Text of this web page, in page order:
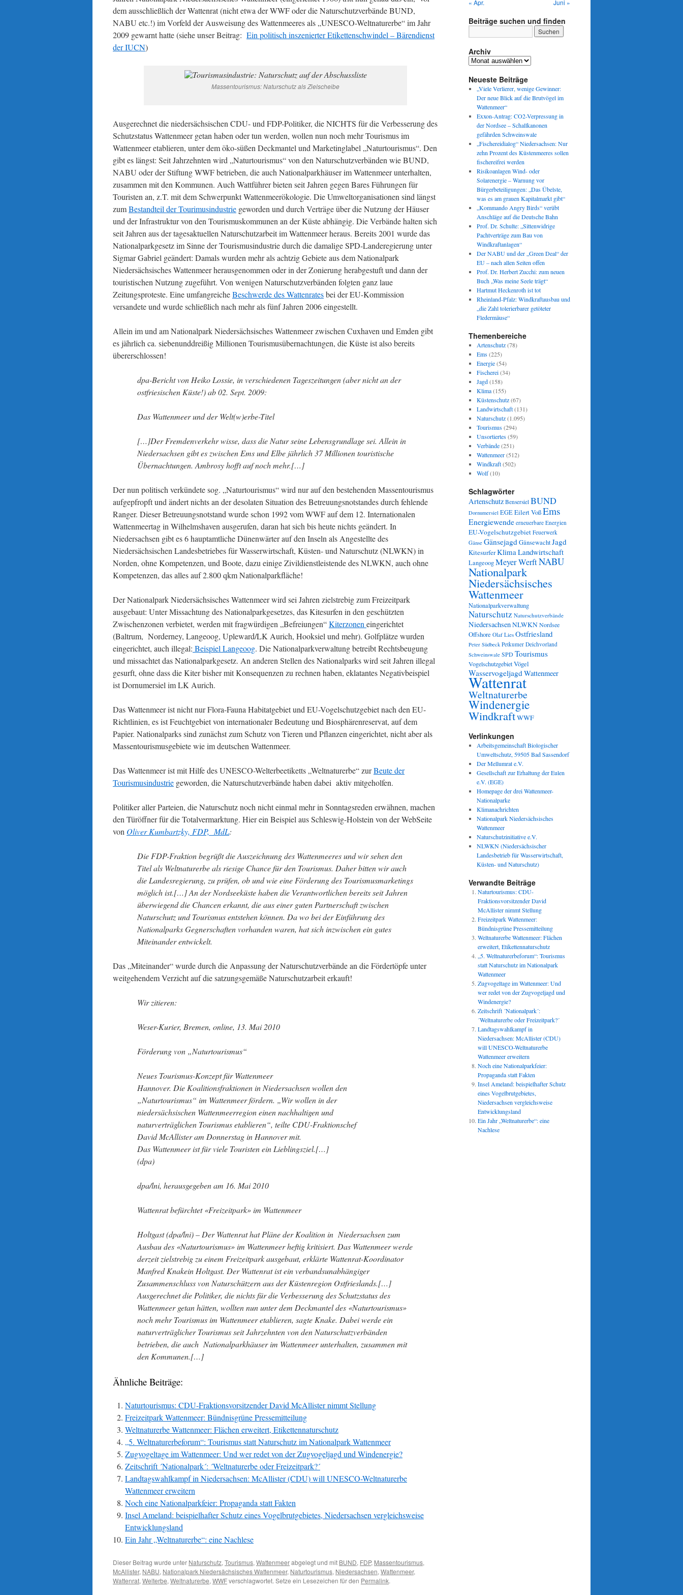
dem ausschließlich der Wattenrat (nicht etwa der WWF oder die Naturschutzverbände BUND,
NABU etc.!) im Vorfeld der Ausweisung des Wattenmeeres als „UNESCO-Weltnaturerbe“ im Jahr
2009 gewarnt hatte (siehe unser Beitrag: Ein politisch inszenierter Etikettenschwindel – Bärendienst
der IUCN)
Massentourismus: Naturschutz als Zielscheibe
Ausgerechnet die niedersächsischen CDU- und FDP-Politiker, die NICHTS für die Verbesserung des
Schutzstatus Wattenmeer getan haben oder tun werden, wollen nun noch mehr Tourismus im
Wattenmeer etablieren, unter dem öko-süßen Deckmantel und Marketinglabel „Naturtourismus“. Den
gibt es längst: Seit Jahrzehnten wird „Naturtourismus“ von den Naturschutzverbänden wie BUND,
NABU oder der Stiftung WWF betrieben, die auch Nationalparkhäuser im Wattenmeer unterhalten,
zusammen mit den Kommunen. Auch Wattführer bieten seit Jahren gegen Bares Führungen für
Touristen an, z.T. mit dem Schwerpunkt Wattenmeerökologie. Die Umweltorganisationen sind längst
zumBestandteil der Tourimusindustrie geworden und durch Verträge über die Nutzung der Häuser
und der Infrastruktur von den Tourismuskommunen an der Küste abhängig. Die Verbände halten sich
seit Jahren aus der tagesaktuellen Naturschutzarbeit im Wattenmeer heraus. Bereits 2001 wurde das
Nationalparkgesetz im Sinne der Tourismusindustrie durch die damalige SPD-Landeregierung unter
Sigmar Gabriel geändert: Damals wurden mehr als achtzig Gebiete aus dem Nationalpark
Niedersächsisches Wattenmeer herausgenommen oder in der Zonierung herabgestuft und dann der
touristischen Nutzung zugeführt. Von wenigen Naturschutzverbänden folgten ganz laue
Zeitungsproteste. Eine umfangreicheBeschwerde des Wattenratesbei der EU-Kommission
versandete und wurde schließlich nach mehr als fünf Jahren 2006 eingestellt.
Allein im und am Nationalpark Niedersächsisches Wattenmeer zwischen Cuxhaven und Emden gibt
es jährlich ca. siebenunddreißig Millionen Tourismusübernachtungen, die Küste ist also bereits
übererschlossen!
dpa-Bericht von Heiko Lossie, in verschiedenen Tageszeitungen (aber nicht an der
ostfriesischen Küste!) ab 02. Sept. 2009:
Das Wattenmeer und der Welt(w)erbe-Titel
[…]Der Fremdenverkehr wisse, dass die Natur seine Lebensgrundlage sei. Allein in
Niedersachsen gibt es zwischen Ems und Elbe jährlich 37 Millionen touristische
Übernachtungen. Ambrosy hofft auf noch mehr.[…]
Der nun politisch verkündete sog. „Naturtourismus“ wird nur auf den bestehenden Massentourismus
aufgepfropft und ändert nichts an der desolaten Situation des Betreuungsnotstandes durch fehlende
Ranger. Dieser Betreuungsnotstand wurde schon 1992 vom WWF auf dem 12. Internationalen
Wattenmeertag in Wilhelmshaven ausgerufen, daran hat sich bis heute nichts geändert. In
Niedersachsen gibt es 6 hauptamtliche Dünenwärter auf den Inseln als Angestellte des
Niedersächsischen Landesbetriebes für Wasserwirtschaft, Küsten- und Naturschutz (NLWKN) in
Norden, ohne Kompetenzen, und Boote, dazu einige Zivildienstleistende des NLWKN, auch ohne
Kompetenzen, das alles auf 2.800 qkm Nationalparkfläche!
Der Nationalpark Niedersächsisches Wattenmeer wird sei Jahren zielstrebig zum Freizeitpark
ausgebaut: Unter Missachtung des Nationalparkgesetzes, das Kitesurfen in den geschützten
Zwischenzonen verbietet, werden mit fragwürdigen „Befreiungen“Kiterzonen eingerichtet
(Baltrum, Norderney, Langeoog, Upleward/LK Aurich, Hooksiel und mehr). Golfplätze wurden
eingerichtet, auch illegal: Beispiel Langeoog. Die Nationalparkverwaltung betreibt Rechtsbeugung
und missachtet das Nationalparkgesetz. An anderen Stellen des Nationalparks wird seit Jahren illegal
gesurft, ohne dass die Kiter bisher mit Konsequenzen zu rechnen haben, eklatantes Negativbeispiel
ist Dornumersiel im LK Aurich.
Das Wattenmeer ist nicht nur Flora-Fauna Habitatgebiet und EU-Vogelschutzgebiet nach den EU-
Richtlinien, es ist Feuchtgebiet von internationaler Bedeutung und Biosphärenreservat, auf dem
Papier. Nationalparks sind zunächst zum Schutz von Tieren und Pflanzen eingerichtet, nicht aber als
Massentourismusgebiete wie im deutschen Wattenmeer.
Das Wattenmeer ist mit Hilfe des UNESCO-Welterbeetiketts „Weltnaturerbe“ zurBeute der
Tourismusindustrie geworden, die Naturschutzverbände haben dabei aktiv mitgeholfen.
Politiker aller Parteien, die Naturschutz noch nicht einmal mehr in Sonntagsreden erwähnen, machen
den Türöffner für die Totalvermarktung. Hier ein Beispiel aus Schleswig-Holstein von der WebSeite
von Oliver Kumbartzky, FDP, MdL:
Die FDP-Fraktion begrüßt die Auszeichnung des Wattenmeeres und wir sehen den
Titel als Weltnaturerbe als riesige Chance für den Tourismus. Daher bitten wir auch
die Landesregierung, zu prüfen, ob und wie eine Förderung des Tourismusmarketings
möglich ist.[…] An der Nordseeküste haben die Verantwortlichen bereits seit Jahren
überwiegend die Chancen erkannt, die aus einer guten Partnerschaft zwischen
Naturschutz und Tourismus entstehen können. Da wo bei der Einführung des
Nationalparks Gegnerschaften vorhanden waren, hat sich inzwischen ein gutes
Miteinander entwickelt.
Das „Miteinander“ wurde durch die Anpassung der Naturschutzverbände an die Fördertöpfe unter
weitgehendem Verzicht auf die satzungsgemäße Naturschutzarbeit erkauft!
Wir zitieren:
Weser-Kurier, Bremen, online, 13. Mai 2010
Förderung von „Naturtourismus“
Neues Tourismus-Konzept für Wattenmeer
Hannover. Die Koalitionsfraktionen in Niedersachsen wollen den
„Naturtourismus“ im Wattenmeer fördern. „Wir wollen in der
niedersächsischen Wattenmeerregion einen nachhaltigen und
naturverträglichen Tourismus etablieren“, teilte CDU-Fraktionschef
David McAllister am Donnerstag in Hannover mit.
Das Wattenmeer ist für viele Touristen ein Lieblingsziel.[…]
(dpa)
dpa/lni, herausgegeben am 16. Mai 2010
Wattenrat befürchtet «Freizeitpark» im Wattenmeer
Holtgast (dpa/lni) – Der Wattenrat hat Pläne der Koalition in Niedersachsen zum
Ausbau des «Naturtourismus» im Wattenmeer heftig kritisiert. Das Wattenmeer werde
derzeit zielstrebig zu einem Freizeitpark ausgebaut, erklärte Wattenrat-Koordinator
Manfred Knakein Holtgast. Der Wattenrat ist ein verbandsunabhängiger
Zusammenschluss von Naturschützern aus der Küstenregion Ostfrieslands.[…]
Ausgerechnet die Politiker, die nichts für die Verbesserung des Schutzstatus des
Wattenmeer getan hätten, wollten nun unter dem Deckmantel des «Naturtourismus»
noch mehr Tourismus im Wattenmeer etablieren, sagte Knake. Dabei werde ein
naturverträglicher Tourismus seit Jahrzehnten von den Naturschutzverbänden
betrieben, die auch Nationalparkhäuser im Wattenmeer unterhalten, zusammen mit
den Kommunen.[…]
Ähnliche Beiträge:
Naturtourismus: CDU-Fraktionsvorsitzender David McAllister nimmt Stellung
Freizeitpark Wattenmeer: Bündnisgrüne Pressemitteilung
Weltnaturerbe Wattenmeer: Flächen erweitert, Etikettennaturschutz
„5. Weltnaturerbeforum“: Tourismus statt Naturschutz im Nationalpark Wattenmeer
Zugvogeltage im Wattenmeer: Und wer redet von der Zugvogeljagd und Windenergie?
Zeitschrift ´Nationalpark´: ´Weltnaturerbe oder Freizeitpark?´
Landtagswahlkampf in Niedersachsen: McAllister (CDU) will UNESCO-Weltnaturerbe
Wattenmeer erweitern
Noch eine Nationalparkfeier: Propaganda statt Fakten
Insel Ameland: beispielhafter Schutz eines Vogelbrutgebietes, Niedersachsen vergleichsweise
Entwicklungsland
Ein Jahr „Weltnaturerbe“: eine Nachlese
Dieser Beitrag wurde unter Naturschutz, Tourismus, Wattenmeerabgelegt und mit BUND, FDP, Massentourismus,
McAllister, NABU, Nationalpark Niedersächsisches Wattenmeer, Naturtourismus, Niedersachsen, Wattenmeer,
Wattenrat, Welterbe, Weltnaturerbe, WWFverschlagwortet. Setze ein Lesezeichen für den Permalink.
« Apr.
Juni »
Beiträge suchen und finden
Archiv
Archiv
Neueste Beiträge
„Viele Verlierer, wenige Gewinner:
Der neue Blick auf die Brutvögel im
Wattenmeer“
Exxon-Antrag: CO2-Verpressung in
der Nordsee – Schallkanonen
gefährden Schweinswale
„Fischereidialog“ Niedersachsen: Nur
zehn Prozent des Küstenmeeres sollen
fischereifrei werden
Risikoanlagen Wind- oder
Solarenergie – Warnung vor
Bürgerbeteiligungen: „Das Übelste,
was es am grauen Kapitalmarkt gibt“
„Kommando Angry Birds“ verübt
Anschläge auf die Deutsche Bahn
Prof. Dr. Schulte: „Sittenwidrige
Pachtverträge zum Bau von
Windkraftanlagen“
Der NABU und der „Green Deal“ der
EU – nach allen Seiten offen
Prof. Dr. Herbert Zucchi: zum neuen
Buch „Was meine Seele trägt“
Hartmut Heckenroth ist tot
Rheinland-Pfalz: Windkraftausbau und
„die Zahl tolerierbarer getöteter
Fledermäuse“
Themenbereiche
Artenschutz(78)
Ems(225)
Energie(54)
Fischerei(34)
Jagd(158)
Klima(155)
Küstenschutz(67)
Landwirtschaft(131)
Naturschutz(1.095)
Tourismus(294)
Unsortiertes(59)
Verbände(251)
Wattenmeer(512)
Windkraft(502)
Wolf(10)
Schlagwörter
Artenschutz Bensersiel BUND
Dornumersiel EGEEilert VoßEms
Energiewende erneuerbare Energien
EU-Vogelschutzgebiet Feuerwerk
Gänse GänsejagdGänsewachtJagd
KitesurferKlimaLandwirtschaft
LangeoogMeyer WerftNABU
Nationalpark
Niedersächsisches
Wattenmeer
Nationalparkverwaltung
Naturschutz Naturschutzverbände
NiedersachsenNLWKNNordsee
Offshore Olaf Lies Ostfriesland
Peter Südbeck Petkumer Deichvorland
Schweinswale SPDTourismus
VogelschutzgebietVögel
WasservogeljagdWattenmeer
Wattenrat
Weltnaturerbe
Windenergie
WindkraftWWF
Verlinkungen
Arbeitsgemeinschaft Biologischer
Umweltschutz, 59505 Bad Sassendorf
Der Mellumrat e.V.
Gesellschaft zur Erhaltung der Eulen
e.V. (EGE)
Homepage der drei Wattenmeer-
Nationalparke
Klimanachrichten
Nationalpark Niedersächsisches
Wattenmeer
Naturschutzinitiative e.V.
NLWKN (Niedersächsischer
Landesbetrieb für Wasserwirtschaft,
Küsten- und Naturschutz)
Verwandte Beiträge
Naturtourismus: CDU-
Fraktionsvorsitzender David
McAllister nimmt Stellung
Freizeitpark Wattenmeer:
Bündnisgrüne Pressemitteilung
Weltnaturerbe Wattenmeer: Flächen
erweitert, Etikettennaturschutz
„5. Weltnaturerbeforum“: Tourismus
statt Naturschutz im Nationalpark
Wattenmeer
Zugvogeltage im Wattenmeer: Und
wer redet von der Zugvogeljagd und
Windenergie?
Zeitschrift ´Nationalpark´:
´Weltnaturerbe oder Freizeitpark?´
Landtagswahlkampf in
Niedersachsen: McAllister (CDU)
will UNESCO-Weltnaturerbe
Wattenmeer erweitern
Noch eine Nationalparkfeier:
Propaganda statt Fakten
Insel Ameland: beispielhafter Schutz
eines Vogelbrutgebietes,
Niedersachsen vergleichsweise
Entwicklungsland
Ein Jahr „Weltnaturerbe“: eine
Nachlese